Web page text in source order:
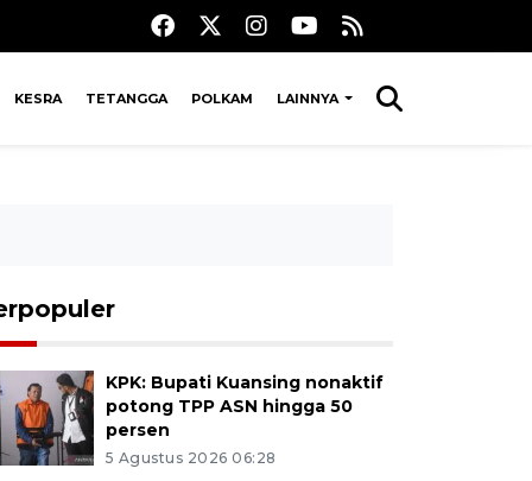
KESRA TETANGGA POLKAM LAINNYA
KPK: Bupati Kuansing nonaktif
potong TPP ASN hingga 50
persen
5 Agustus 2026 06:28